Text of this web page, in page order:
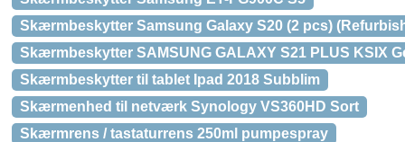
Skærmbeskytter Samsung Galaxy S20 (2 pcs)
Skærmbeskytter SAMSUNG GALAXY S21 PLUS KSIX
Skærmbeskytter til tablet Ipad 2018 Subblim
Skærmenhed til netværk Synology VS360HD Sort
Skærmrens / tastaturrens 250ml pumpespray